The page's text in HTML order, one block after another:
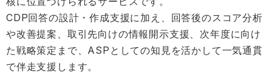
CDP回答の設計・作成支援に加え、回答後のスコア分析
や改善提案、取引先向けの情報開示支援、次年度に向け
た戦略策定まで、ASPとしての知見を活かして一気通貫
で伴走支援します。